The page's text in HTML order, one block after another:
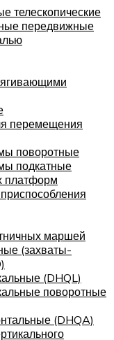
телескопические
передвижные
перемещения
поворотные
подкатные
платформ
маршей
(захваты-
(DHQL)
поворотные
(DHQA)